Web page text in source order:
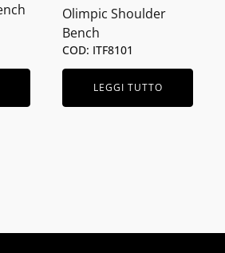
Olimpic Shoulder
Bench
COD: ITF8101
LEGGI TUTTO